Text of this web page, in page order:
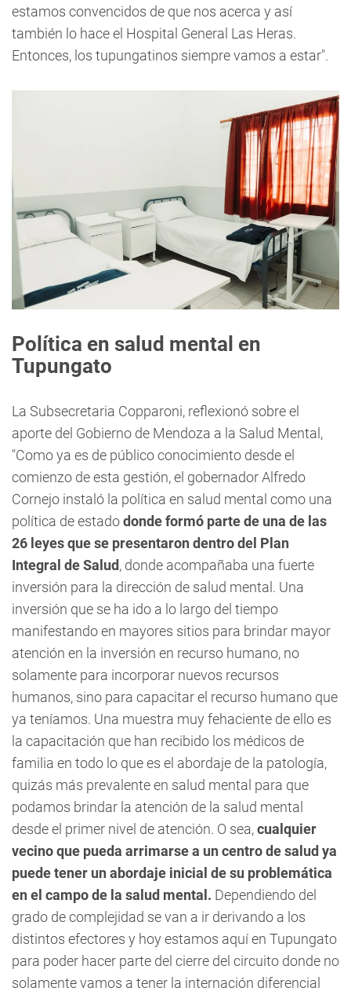
estamos convencidos de que nos acerca y así
también lo hace el Hospital General Las Heras.
Entonces, los tupungatinos siempre vamos a estar".
Política en salud mental en
Tupungato
La Subsecretaria Copparoni, reflexionó sobre el
aporte del Gobierno de Mendoza a la Salud Mental,
"Como ya es de público conocimiento desde el
comienzo de esta gestión, el gobernador Alfredo
Cornejo instaló la política en salud mental como una
política de estadodonde formó parte de una de las
26 leyes que se presentaron dentro del Plan
Integral de Salud, donde acompañaba una fuerte
inversión para la dirección de salud mental. Una
inversión que se ha ido a lo largo del tiempo
manifestando en mayores sitios para brindar mayor
atención en la inversión en recurso humano, no
solamente para incorporar nuevos recursos
humanos, sino para capacitar el recurso humano que
ya teníamos. Una muestra muy fehaciente de ello es
la capacitación que han recibido los médicos de
familia en todo lo que es el abordaje de la patología,
quizás más prevalente en salud mental para que
podamos brindar la atención de la salud mental
desde el primer nivel de atención. O sea,cualquier
vecino que pueda arrimarse a un centro de salud ya
puede tener un abordaje inicial de su problemática
en el campo de la salud mental. Dependiendo del
grado de complejidad se van a ir derivando a los
distintos efectores y hoy estamos aquí en Tupungato
para poder hacer parte del cierre del circuito donde no
solamente vamos a tener la internación diferencial